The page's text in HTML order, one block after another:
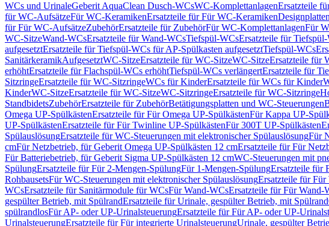
WCs und UrinaleGeberit AquaClean Dusch-WCsWC-KomplettanlagenErsatzteile
für WC-AufsätzeFür WC-KeramikenErsatzteile für Für WC-KeramikenDesignplatten
für Für WC-AufsätzeZubehörErsatzteile für ZubehörFür WC-KomplettanlagenFür
WC-SitzeWand-WCsErsatzteile für Wand-WCsTiefspül-WCsErsatzteile für
aufgesetztErsatzteile für Tiefspül-WCs für AP-Spülkasten aufgesetztTiefspül-WCs
SanitärkeramikAufgesetztWC-SitzeErsatzteile für WC-SitzeWC-SitzeErsatzteile für
erhöhtErsatzteile für Flachspül-WCs erhöhtTiefspül-WCs verlängertErsatzteile für
SitzringeErsatzteile für WC-SitzringeWCs für KinderErsatzteile für WCs für Kinder
KinderWC-SitzeErsatzteile für WC-SitzeWC-SitzringeErsatzteile für WC-Sitzringe
StandbidetsZubehörErsatzteile für ZubehörBetätigungsplatten und WC-Steuerungen
Omega UP-SpülkästenErsatzteile für Für Omega UP-SpülkästenFür Kappa UP-
UP-SpülkästenErsatzteile für Für Twinline UP-SpülkästenFür 300T UP-Spülkästen
SpülauslösungErsatzteile für WC-Steuerungen mit elektronischer SpülauslösungFür
cmFür Netzbetrieb, für Geberit Omega UP-Spülkästen 12 cmErsatzteile für Für
Für Batteriebetrieb, für Geberit Sigma UP-Spülkästen 12 cmWC-Steuerungen mit
SpülungErsatzteile für Für 2-Mengen-SpülungFür 1-Mengen-SpülungErsatzteile für
RohbausetsFür WC-Steuerungen mit elektronischer SpülauslösungErsatzteile für Für
WCsErsatzteile für Sanitärmodule für WCsFür Wand-WCsErsatzteile für Für Wand-
gespülter Betrieb, mit SpülrandErsatzteile für Urinale, gespülter Betrieb, mit Spülrand
spülrandlosFür AP- oder UP-UrinalsteuerungErsatzteile für Für AP- oder UP-
UrinalsteuerungErsatzteile für Für integrierte UrinalsteuerungUrinale, gespülter